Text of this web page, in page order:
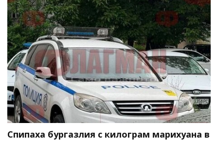
Спипаха бургазлия с килограм марихуана в